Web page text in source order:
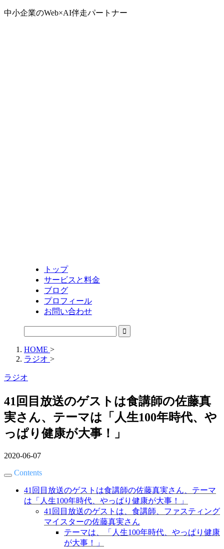
中小企業のWeb×AI伴走パートナー
トップ
サービスと料金
ブログ
プロフィール
お問い合わせ
HOME >
ラジオ >
ラジオ
41回目放送のゲストは食講師の佐藤真
実さん、テーマは「人生100年時代、や
っぱり健康が大事！」
2020-06-07
Contents
41回目放送のゲストは食講師の佐藤真実さん、テーマ
は「人生100年時代、やっぱり健康が大事！」
41回目放送のゲストは、食講師、ファスティング
マイスターの佐藤真実さん
テーマは、「人生100年時代、やっぱり健康
が大事！」